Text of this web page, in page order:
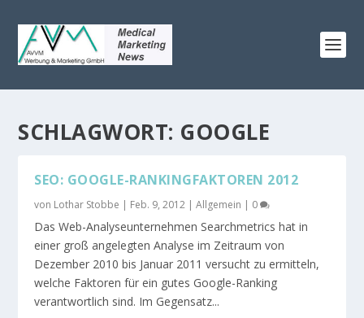
SCHLAGWORT: GOOGLE
SEO: GOOGLE-RANKINGFAKTOREN 2012
von Lothar Stobbe | Feb. 9, 2012 |Allgemein | 0
Das Web-Analyseunternehmen Searchmetrics hat in
einer groß angelegten Analyse im Zeitraum von
Dezember 2010 bis Januar 2011 versucht zu ermitteln,
welche Faktoren für ein gutes Google-Ranking
verantwortlich sind. Im Gegensatz...